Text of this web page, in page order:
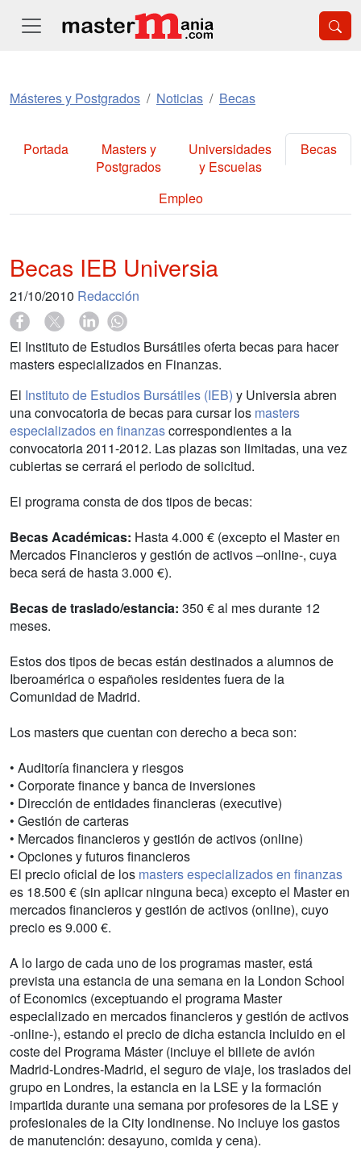
Másteres y Postgrados Noticias Becas
Portada
Masters y
Postgrados
Universidades
y Escuelas
Becas
Empleo
Becas IEB Universia
21/10/2010 Redacción
El Instituto de Estudios Bursátiles oferta becas para hacer
masters especializados en Finanzas.
El Instituto de Estudios Bursátiles (IEB) y Universia abren
una convocatoria de becas para cursar los masters
especializados en finanzascorrespondientes a la
convocatoria 2011-2012. Las plazas son limitadas, una vez
cubiertas se cerrará el periodo de solicitud.
El programa consta de dos tipos de becas:
Becas Académicas: Hasta 4.000 € (excepto el Master en
Mercados Financieros y gestión de activos –online-, cuya
beca será de hasta 3.000 €).
Becas de traslado/estancia: 350 € al mes durante 12
meses.
Estos dos tipos de becas están destinados a alumnos de
Iberoamérica o españoles residentes fuera de la
Comunidad de Madrid.
Los masters que cuentan con derecho a beca son:
• Auditoría financiera y riesgos
• Corporate finance y banca de inversiones
• Dirección de entidades financieras (executive)
• Gestión de carteras
• Mercados financieros y gestión de activos (online)
• Opciones y futuros financieros
El precio oficial de los masters especializados en finanzas
es 18.500 € (sin aplicar ninguna beca) excepto el Master en
mercados financieros y gestión de activos (online), cuyo
precio es 9.000 €.
A lo largo de cada uno de los programas master, está
prevista una estancia de una semana en la London School
of Economics (exceptuando el programa Master
especializado en mercados financieros y gestión de activos
-online-), estando el precio de dicha estancia incluido en el
coste del Programa Máster (incluye el billete de avión
Madrid-Londres-Madrid, el seguro de viaje, los traslados del
grupo en Londres, la estancia en la LSE y la formación
impartida durante una semana por profesores de la LSE y
profesionales de la City londinense. No incluye los gastos
de manutención: desayuno, comida y cena).